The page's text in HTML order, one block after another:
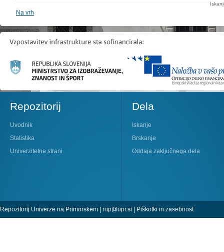
Na vrh
Repozitorij
Uvodnik
Statistika
Univerzitetne strani
Dela
Iskanje
Brskanje
Oddaja zaključnega dela
Repozitorij Univerze na Primorskem | rup@upr.si | Piškotki in zasebnost